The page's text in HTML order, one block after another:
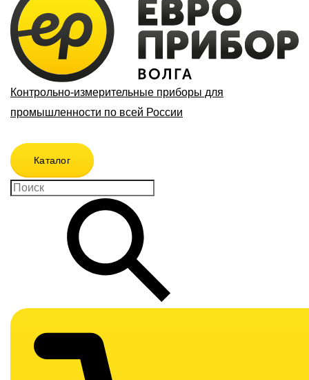
Контрольно-измерительные приборы для
промышленности по всей России
Каталог